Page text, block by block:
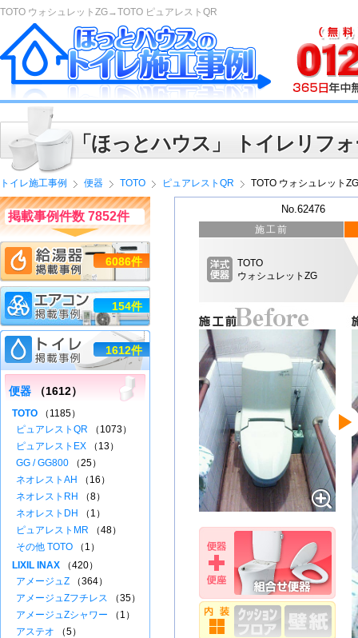
TOTO ウォシュレットZG→TOTO ピュアレストQR
「ほっとハウス」 トイレリフ
トイレ施工事例 便器 TOTO ピュアレストQR TOTO ウォシュレット
No.62476
施工前
TOTO
ウォシュレットZG
掲載事例件数 7852件
6086件
154件
1612件
便器 （1612）
TOTO （1185）
ピュアレストQR （1073）
ピュアレストEX （13）
GG / GG800 （25）
ネオレストAH
（16）
ネオレストRH
（8）
ネオレストDH
（1）
ピュアレストMR （48）
その他 TOTO （1）
LIXIL INAX （420）
アメージュZ （364）
アメージュZフチレス （35）
アメージュZシャワー （1）
アステオ （5）